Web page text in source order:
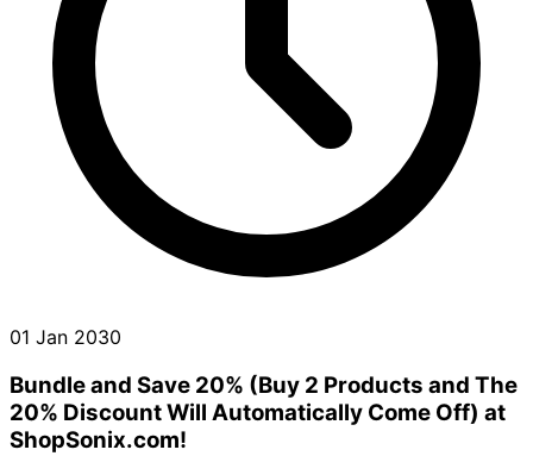
01 Jan 2030
Bundle and Save 20% (Buy 2 Products and The
20% Discount Will Automatically Come Off) at
ShopSonix.com!